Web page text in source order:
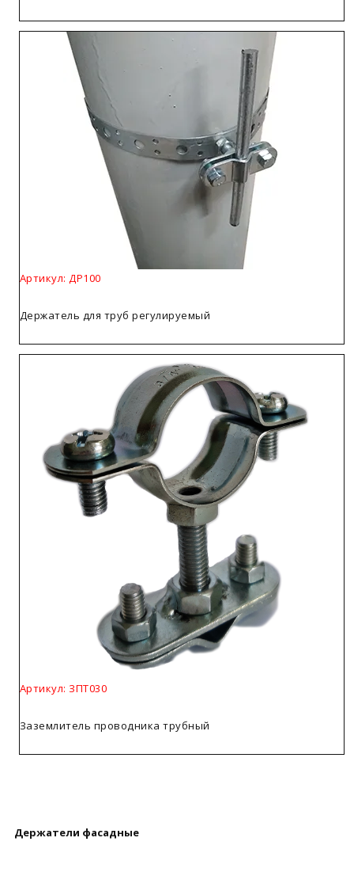
Артикул: ДР100
Держатель для труб регулируемый
Артикул: ЗПТ030
Заземлитель проводника трубный
Держатели фасадные